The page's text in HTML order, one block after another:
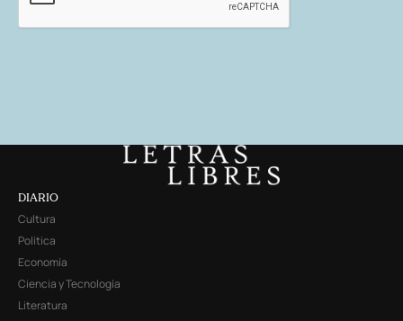
DIARIO
Cultura
Política
Economía
Ciencia y Tecnología
Literatura